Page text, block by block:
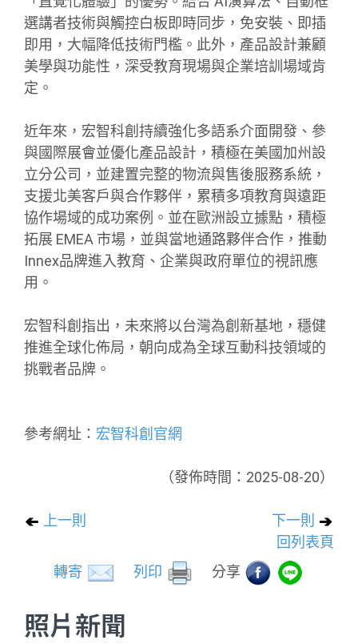
選講者技術與觸控白板即時同步，免安裝、即插
即用，大幅降低技術門檻。此外，產品設計兼顧
美學與功能性，深受教育現場與企業培訓場域肯
定。
近年來，宏智科創持續強化多語系介面開發、參
與國際展會並優化產品設計，積極在美國加州設
立分公司，並建置完整的物流與售後服務系統，
支援北美客戶與合作夥伴，累積多項教育與遠距
協作場域的成功案例。並在歐洲設立據點，積極
拓展 EMEA 市場，並與當地通路夥伴合作，推動
Innex品牌進入教育、企業與政府單位的視訊應
用。
宏智科創指出，未來將以台灣為創新基地，穩健
推進全球化佈局，朝向成為全球互動科技領域的
挑戰者品牌。
參考網址： 宏智科創官網
（發佈時間：2025-08-20）
上一則
下一則
回列表頁
轉寄
列印 分享
照片新聞